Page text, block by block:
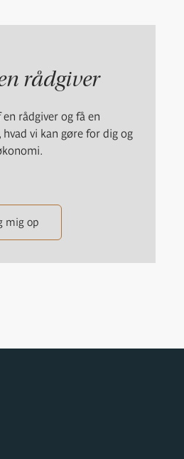
rådgiver
rådgiver og få en
vi kan gøre for dig og
mig op